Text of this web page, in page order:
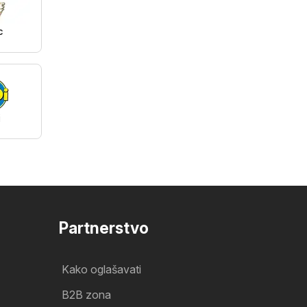
Partnerstvo
Kako oglašavati
B2B zona